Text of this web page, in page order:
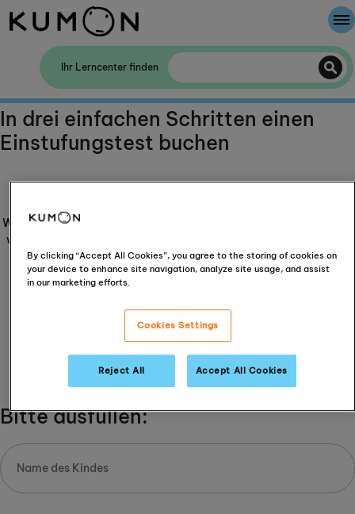
Ihr Lerncenter finden
In drei einfachen Schritten einen
Einstufungstest buchen
Wir benötigen einige Details darüber, wer zum Termin kommt und
wie wir helfen können. Bitte beachten Sie, dass Kumon Europe &
Africa Ltd Ihre persönlichen Daten gemäß unserer
Datenschutzrichtliniesammelt.
vereinbaren?
- +
Bitte ausfüllen:
Willkommen bei Kumon
Die Kumon-Methode
Die Geschichte von Kumon
By clicking “Accept All Cookies”, you agree to the storing of cookies on
your device to enhance site navigation, analyze site usage, and assist
in our marketing efforts.
Cookies Settings
Reject All Accept All Cookies